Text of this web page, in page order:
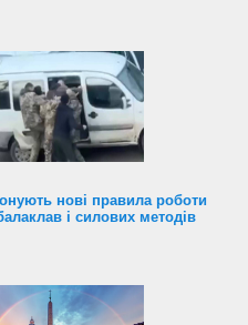
нові правила роботи
і силових методів